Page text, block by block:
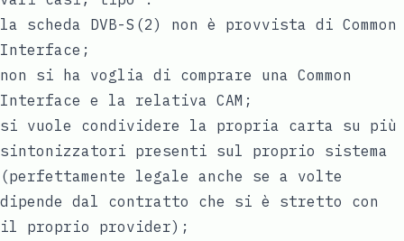
la scheda DVB-S(2) non è provvista di Common
Interface;
non si ha voglia di comprare una Common
Interface e la relativa CAM;
si vuole condividere la propria carta su più
sintonizzatori presenti sul proprio sistema
(perfettamente legale anche se a volte
dipende dal contratto che si è stretto con
il proprio provider);